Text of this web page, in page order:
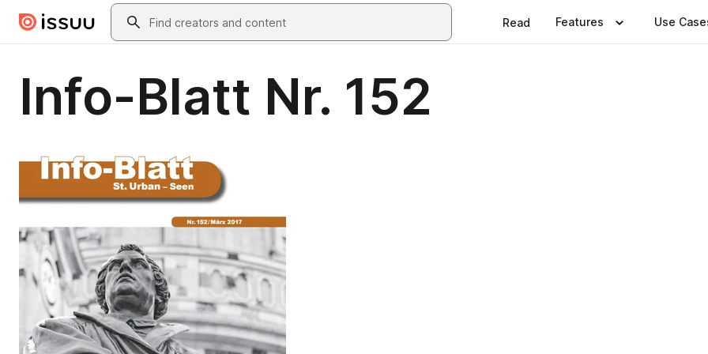
Skip to main contentSearch
Read Features Use
Info-Blatt Nr. 152